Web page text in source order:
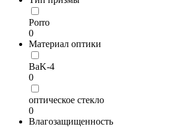
Porro
0
Материал оптики
BaK-4
0
оптическое стекло
0
Влагозащищенность